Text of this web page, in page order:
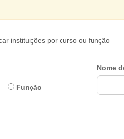
instituições por curso ou função
Função
Nome